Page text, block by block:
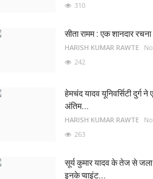
310
सीता रामम : एक शानदार रचना
HARISH KUMAR RAWTE
242
हेमचंद यादव यूनिवर्सिटी दुर्ग ने
अंतिम...
HARISH KUMAR RAWTE
263
सूर्य कुमार यादव के तेज से जला
इनके प्वाइंट...